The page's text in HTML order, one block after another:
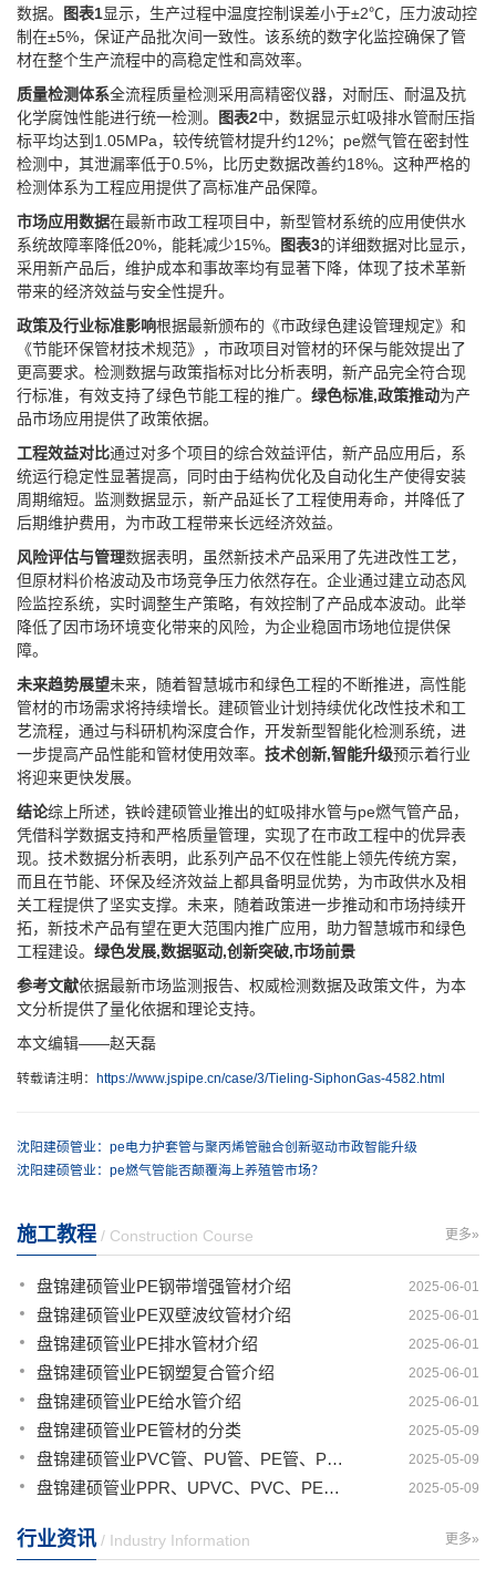
数据。
图表1显示，生产过程中温度控制误差小于±2℃，压力波动控
制在±5%，保证产品批次间一致性。该系统的数字化监控确保了管
材在整个生产流程中的高稳定性和高效率。
质量检测体系全流程质量检测采用高精密仪器，对耐压、耐温及抗
化学腐蚀性能进行统一检测。
图表2中，数据显示虹吸排水管耐压指
标平均达到1.05MPa，较传统管材提升约12%；pe燃气管在密封性
检测中，其泄漏率低于0.5%，比历史数据改善约18%。这种严格的
检测体系为工程应用提供了高标准产品保障。
市场应用数据在最新市政工程项目中，新型管材系统的应用使供水
系统故障率降低20%，能耗减少15%。
图表3的详细数据对比显示，
采用新产品后，维护成本和事故率均有显著下降，体现了技术革新
带来的经济效益与安全性提升。
政策及行业标准影响根据最新颁布的《市政绿色建设管理规定》和
《节能环保管材技术规范》，市政项目对管材的环保与能效提出了
更高要求。检测数据与政策指标对比分析表明，新产品完全符合现
行标准，有效支持了绿色节能工程的推广。 绿色标准,政策推动为产
品市场应用提供了政策依据。
工程效益对比通过对多个项目的综合效益评估，新产品应用后，系
统运行稳定性显著提高，同时由于结构优化及自动化生产使得安装
周期缩短。监测数据显示，新产品延长了工程使用寿命，并降低了
后期维护费用，为市政工程带来长远经济效益。
风险评估与管理数据表明，虽然新技术产品采用了先进改性工艺，
但原材料价格波动及市场竞争压力依然存在。企业通过建立动态风
险监控系统，实时调整生产策略，有效控制了产品成本波动。此举
降低了因市场环境变化带来的风险，为企业稳固市场地位提供保
障。
未来趋势展望未来，随着智慧城市和绿色工程的不断推进，高性能
管材的市场需求将持续增长。建硕管业计划持续优化改性技术和工
艺流程，通过与科研机构深度合作，开发新型智能化检测系统，进
一步提高产品性能和管材使用效率。 技术创新,智能升级预示着行业
将迎来更快发展。
结论综上所述，铁岭建硕管业推出的虹吸排水管与pe燃气管产品，
凭借科学数据支持和严格质量管理，实现了在市政工程中的优异表
现。技术数据分析表明，此系列产品不仅在性能上领先传统方案，
而且在节能、环保及经济效益上都具备明显优势，为市政供水及相
关工程提供了坚实支撑。未来，随着政策进一步推动和市场持续开
拓，新技术产品有望在更大范围内推广应用，助力智慧城市和绿色
工程建设。 绿色发展,数据驱动,创新突破,市场前景
参考文献依据最新市场监测报告、权威检测数据及政策文件，为本
文分析提供了量化依据和理论支持。
本文编辑——赵天磊
转载请注明： https://www.jspipe.cn/case/3/Tieling-SiphonGas-4582.html
沈阳建硕管业：pe电力护套管与聚丙烯管融合创新驱动市政智能升级
沈阳建硕管业：pe燃气管能否颠覆海上养殖管市场？
更多»
施工教程 / Construction Course
2025-06-01
盘锦建硕管业PE钢带增强管材介绍
2025-06-01
盘锦建硕管业PE双壁波纹管材介绍
2025-06-01
盘锦建硕管业PE排水管材介绍
2025-06-01
盘锦建硕管业PE钢塑复合管介绍
2025-06-01
盘锦建硕管业PE给水管介绍
2025-05-09
盘锦建硕管业PE管材的分类
2025-05-09
盘锦建硕管业PVC管、PU管、PE管、PP管有那些区别
2025-05-09
盘锦建硕管业PPR、UPVC、PVC、PERT、PE、HDPE塑料管材详解
更多»
行业资讯 / Industry Information